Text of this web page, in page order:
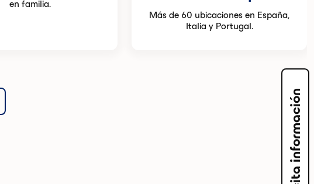
en familia.
Más de 60 ubicaciones en España,
Italia y Portugal.
Solicita información